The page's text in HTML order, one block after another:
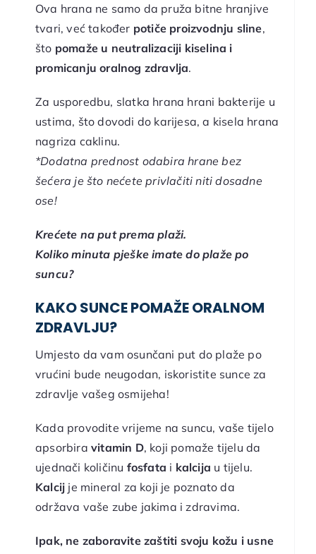
Ova hrana ne samo da pruža bitne hranjive
tvari, već također potiče proizvodnju sline,
što pomaže u neutralizaciji kiselina i
promicanju oralnog zdravlja.
Za usporedbu, slatka hrana hrani bakterije u
ustima, što dovodi do karijesa, a kisela hrana
nagriza caklinu.
*Dodatna prednost odabira hrane bez
šećera je što nećete privlačiti niti dosadne
ose!
Krećete na put prema plaži.
Koliko minuta pješke imate do plaže po
suncu?
KAKO SUNCE POMAŽE ORALNOM
ZDRAVLJU?
Umjesto da vam osunčani put do plaže po
vrućini bude neugodan, iskoristite sunce za
zdravlje vašeg osmijeha!
Kada provodite vrijeme na suncu, vaše tijelo
apsorbira vitamin D, koji pomaže tijelu da
ujednači količinu fosfata i kalcija u tijelu.
Kalcij je mineral za koji je poznato da
održava vaše zube jakima i zdravima.
Ipak, ne zaboravite zaštiti svoju kožu i usne